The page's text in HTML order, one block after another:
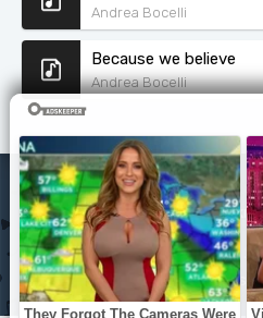
Andrea Bocelli
Because we believe
Andrea Bocelli
Исполнители
Политика
Читать
© slova-pesni.com 2020 -
оброащайтесь на почту